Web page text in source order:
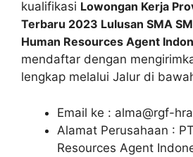
kualifikasi Lowongan Kerja
Terbaru 2023 Lulusan SMA
Human Resources Agent
mendaftar dengan
lengkap melalui Jalur di
Email ke : alma@rgf-
Alamat Perusahaan :
Resources Agent